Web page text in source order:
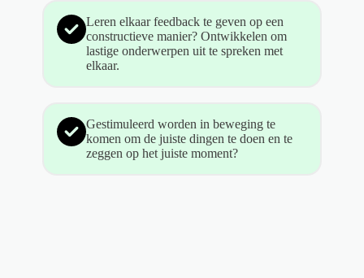
Leren elkaar feedback te geven op een
constructieve manier? Ontwikkelen om
lastige onderwerpen uit te spreken met
elkaar.
Gestimuleerd worden in beweging te
komen om de juiste dingen te doen en te
zeggen op het juiste moment?